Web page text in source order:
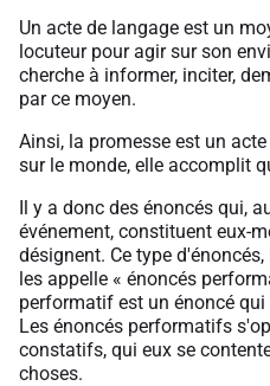
Un acte de langage est un
locuteur pour agir sur son
cherche à informer, inciter,
par ce moyen.
Ainsi, la promesse est un
sur le monde, elle accomplit
Il y a donc des énoncés qui,
événement, constituent eux-
désignent. Ce type
les appelle « énoncés
performatif est un énoncé
Les énoncés performatifs
constatifs, qui eux se
choses.